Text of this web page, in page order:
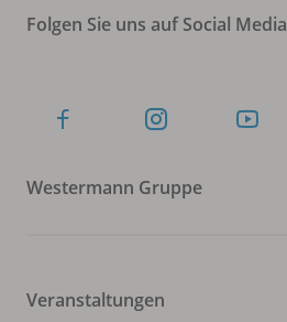
Folgen Sie uns auf Social Media
Westermann Gruppe
Veranstaltungen